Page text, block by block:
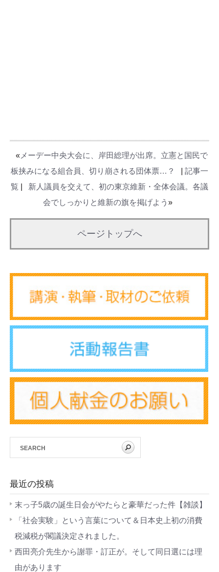
« メーデー中央大会に、岸田総理が出席。立憲と国民で
板挟みになる組合員、切り崩される団体票…？
記事一
覧
新人議員を交えて、初の東京維新・全体会議。各議
会でしっかりと維新の旗を掲げよう »
ページトップへ
最近の投稿
末っ子5歳の誕生日会がやたらと豪華だった件【雑談】
「社会実験」という言葉について＆日本史上初の消費
税減税が閣議決定されました。
西田亮介先生から謝罪・訂正が。そして同日選には理
由があります